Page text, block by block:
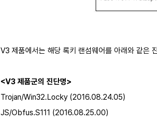
V3 제품에서는 해당 록키 랜섬웨어를 아래와 같은
<V3 제품군의 진단명>
Trojan/Win32.Locky (2016.08.24.05)
JS/Obfus.S111 (2016.08.25.00)